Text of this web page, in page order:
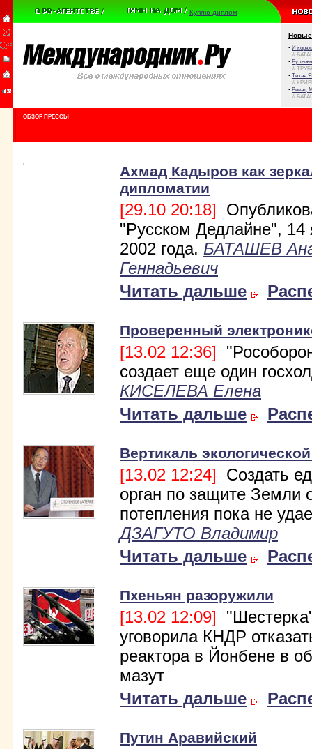
Куплю диплом
Новые
• И
//
•
//
• Тихая
//
• Виват,
//
ОБЗОР ПРЕССЫ
Ахмад Кадыров как
дипломатии
[29.10 20:18]
"Русском Дедлайне", 14
2002 года. БАТАШЕВ
Геннадьевич
Читать дальше
Проверенный
[13.02 12:36]
создает еще один
КИСЕЛЕВА Елена
Читать дальше
Вертикаль
[13.02 12:24] Создать
орган по защите Земли
потепления пока не
ДЗАГУТО Владимир
Читать дальше
Пхеньян разоружили
[13.02 12:09]
уговорила КНДР
реактора в Йонбене в
мазут
Читать дальше
Путин Аравийский